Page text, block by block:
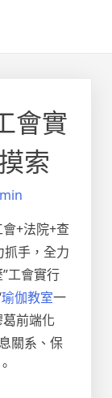
會實
索
+法院+查
抓手，全力
工會實行
瑜伽教室一
前端化
關系、保